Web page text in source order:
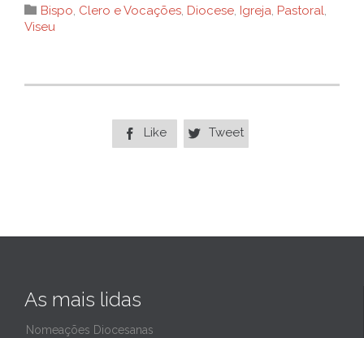
 Category
Bispo, Clero e Vocações, Diocese, Igreja, Pastoral,
Viseu
 Like  Tweet
As mais lidas
Nomeações Diocesanas